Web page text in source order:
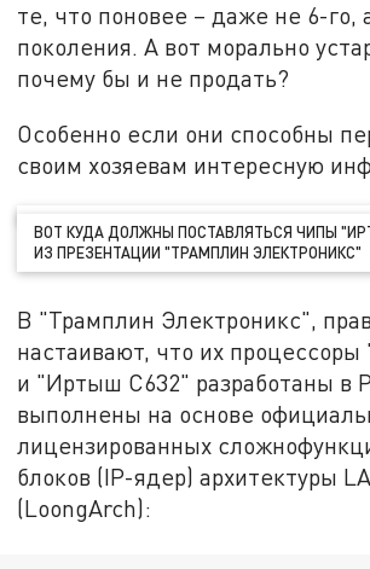
те, что поновее – даже не 6-го,
поколения. А вот морально
почему бы и не продать?
Особенно если они способны
своим хозяевам интересную
ВОТ КУДА ДОЛЖНЫ ПОСТАВЛЯТЬСЯ ЧИПЫ
ИЗ ПРЕЗЕНТАЦИИ "ТРАМПЛИН ЭЛЕКТРОНИКС"
В "Трамплин Электроникс",
настаивают, что их
и "Иртыш С632" разработаны в
выполнены на основе
лицензированных
блоков (IP-ядер) архитектуры
(LoongArch):